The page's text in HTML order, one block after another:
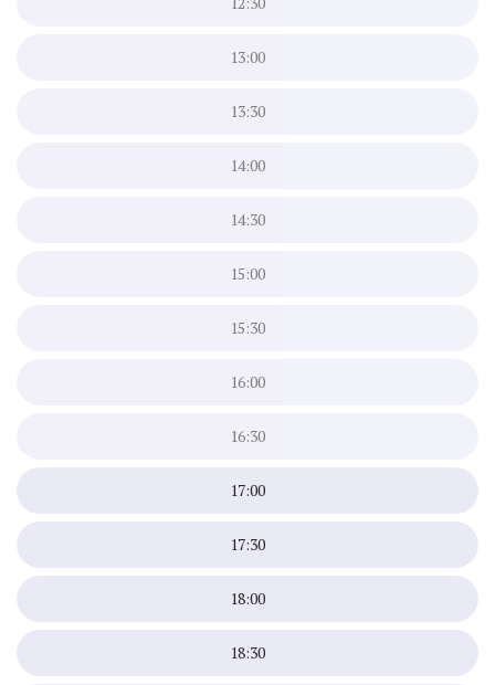
13:00
13:30
14:00
14:30
15:00
15:30
16:00
16:30
17:00
17:30
18:00
18:30